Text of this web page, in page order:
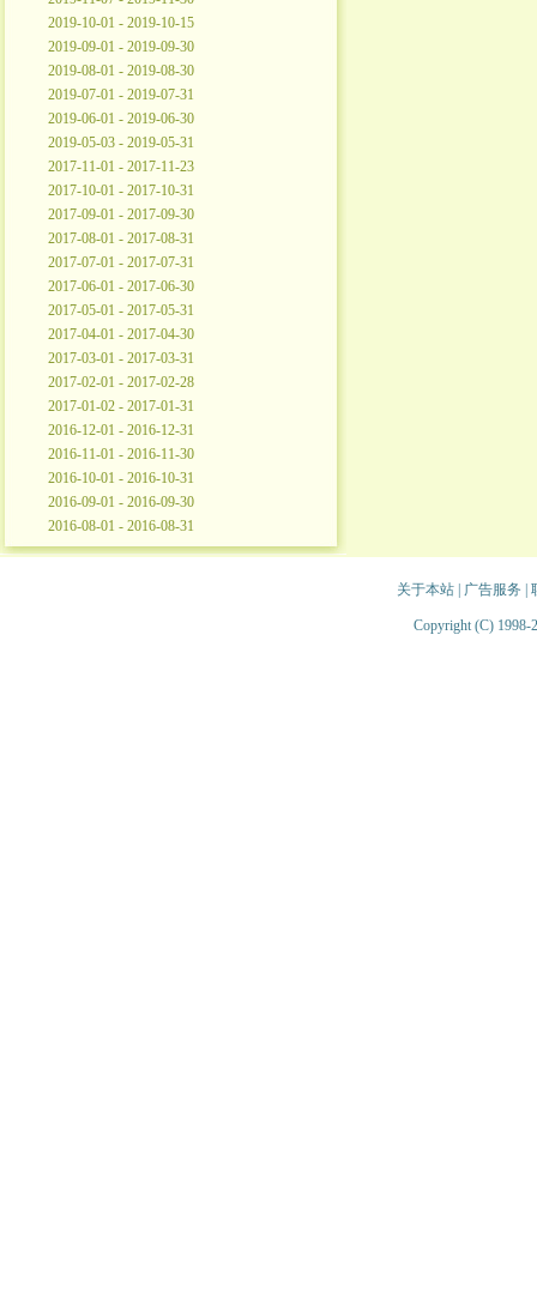
2019-10-01 - 2019-10-15
2019-09-01 - 2019-09-30
2019-08-01 - 2019-08-30
2019-07-01 - 2019-07-31
2019-06-01 - 2019-06-30
2019-05-03 - 2019-05-31
2017-11-01 - 2017-11-23
2017-10-01 - 2017-10-31
2017-09-01 - 2017-09-30
2017-08-01 - 2017-08-31
2017-07-01 - 2017-07-31
2017-06-01 - 2017-06-30
2017-05-01 - 2017-05-31
2017-04-01 - 2017-04-30
2017-03-01 - 2017-03-31
2017-02-01 - 2017-02-28
2017-01-02 - 2017-01-31
2016-12-01 - 2016-12-31
2016-11-01 - 2016-11-30
2016-10-01 - 2016-10-31
2016-09-01 - 2016-09-30
2016-08-01 - 2016-08-31
关于本站| 广告服务
Copyright (C) 1998-